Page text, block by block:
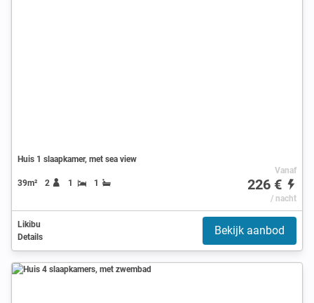
Huis 1 slaapkamer, met sea view
39m² 2 1 1
Vanaf
226 €
/ nacht
Likibu
Details
Bekijk aanbod